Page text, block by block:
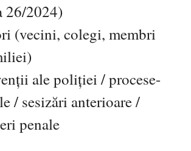
26/2024)
(vecini, colegi, membri
ale poliției / procese-
/ sesizări anterioare /
penale